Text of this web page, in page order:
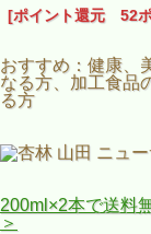
[ポイント還元 52
おすすめ：健康、
なる方、加工食品
る方
200ml×2本で送料
＞